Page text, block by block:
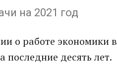
на 2021 год
о работе экономики в
десять лет.